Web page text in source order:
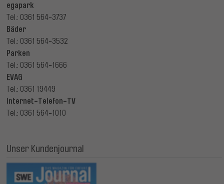
egapark
Tel.: 0361 564-3737
Bäder
Tel.: 0361 564-3532
Parken
Tel.: 0361 564-1666
EVAG
Tel.: 0361 19449
Internet-Telefon-TV
Tel.: 0361 564-1010
Unser Kundenjournal